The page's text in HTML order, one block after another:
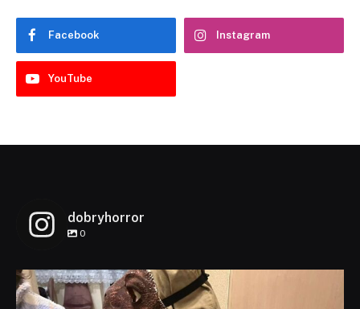
Facebook Instagram
YouTube
dobryhorror
0
dobryhorror
Lis 1